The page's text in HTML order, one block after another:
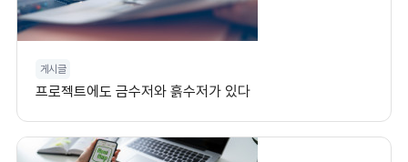
게시글
프로젝트에도 금수저와 흙수저가 있다